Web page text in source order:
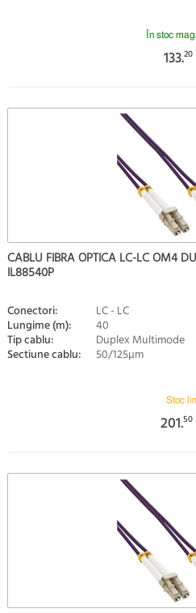
În stoc
133.20
CABLU FIBRA OPTICA LC-LC OM4
IL88540P
Conectori: LC - LC
Lungime (m): 40
Tip cablu: Duplex Multimode
Sectiune cablu: 50/125µm
Stoc
201.50